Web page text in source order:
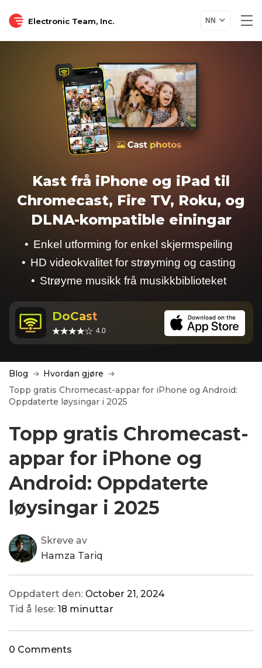
Electronic Team, Inc. NN
Kast frå iPhone og iPad til
Chromecast, Fire TV, Roku, og
DLNA-kompatible einingar
Enkel utforming for enkel skjermspeiling
HD videokvalitet for strøyming og casting
Strøyme musikk frå musikkbiblioteket
DoCast
4.0
Blog
Hvordan gjøre
Topp gratis Chromecast-appar for iPhone og Android:
Oppdaterte løysingar i 2025
Topp gratis Chromecast-
appar for iPhone og
Android: Oppdaterte
løysingar i 2025
Skreve av
Hamza Tariq
Oppdatert den: October 21, 2024
Tid å lese: 18 minuttar
0 Comments